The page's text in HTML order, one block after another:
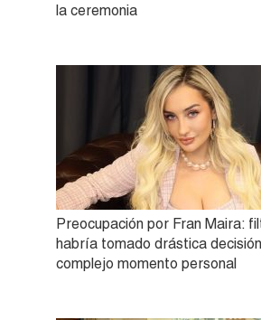
la ceremonia
Preocupación por Fran Maira:
habría tomado drástica
complejo momento personal